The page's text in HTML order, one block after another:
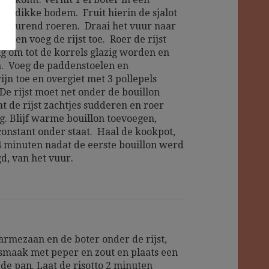
dikke bodem. Fruit hierin de sjalot
roeren. Draai het vuur naar
en voeg de rijst toe. Roer de rijst
om tot de korrels glazig worden en
Voeg de paddenstoelen en
toe en overgiet met 3 pollepels
rijst moet net onder de bouillon
de rijst zachtjes sudderen en roer
Blijf warme bouillon toevoegen,
onder staat. Haal de kookpot,
minuten nadat de eerste bouillon werd
van het vuur.
en de boter onder de rijst,
met peper en zout en plaats een
pan. Laat de risotto 2 minuten